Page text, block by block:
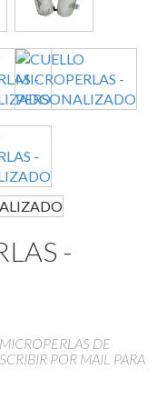
-
DE
POR MAIL PARA